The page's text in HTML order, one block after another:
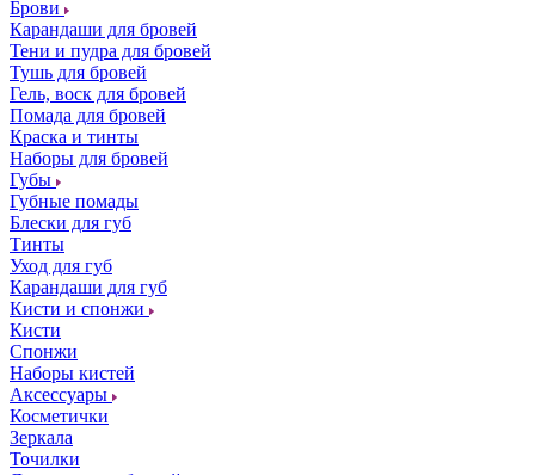
Брови
Карандаши для бровей
Тени и пудра для бровей
Тушь для бровей
Гель, воск для бровей
Помада для бровей
Краска и тинты
Наборы для бровей
Губы
Губные помады
Блески для губ
Тинты
Уход для губ
Карандаши для губ
Кисти и спонжи
Кисти
Спонжи
Наборы кистей
Аксессуары
Косметички
Зеркала
Точилки